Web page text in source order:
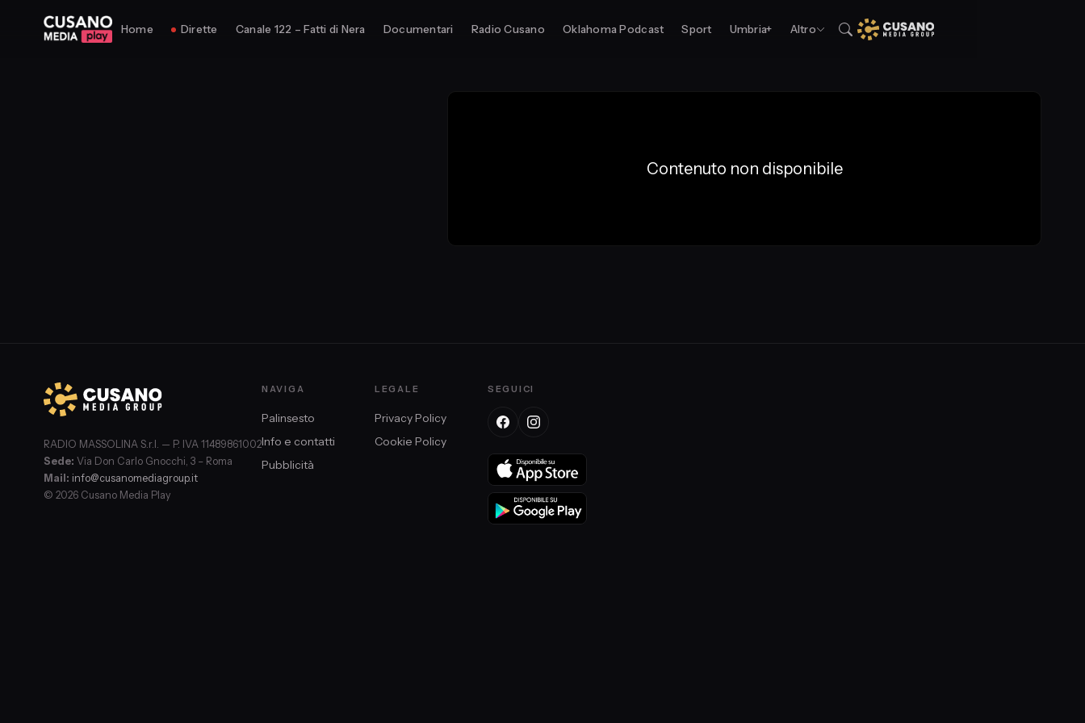
Home Dirette Canale 122 – Fatti di Nera Documentari Radio Cusano Oklahoma Podcast Sport Umbria+ Altro
Contenuto non disponibile
RADIO MASSOLINA S.r.l. — P. IVA 11489861002
Sede: Via Don Carlo Gnocchi, 3 – Roma
Mail: info@cusanomediagroup.it
© 2026 Cusano Media Play
NAVIGA
Palinsesto
Info e contatti
Pubblicità
LEGALE
Privacy Policy
Cookie Policy
SEGUICI